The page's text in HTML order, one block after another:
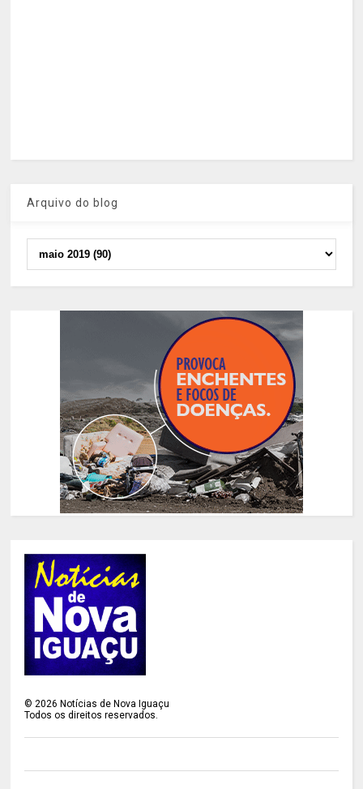
Arquivo do blog
©2026 Notícias de Nova Iguaçu
Todos os direitos reservados.